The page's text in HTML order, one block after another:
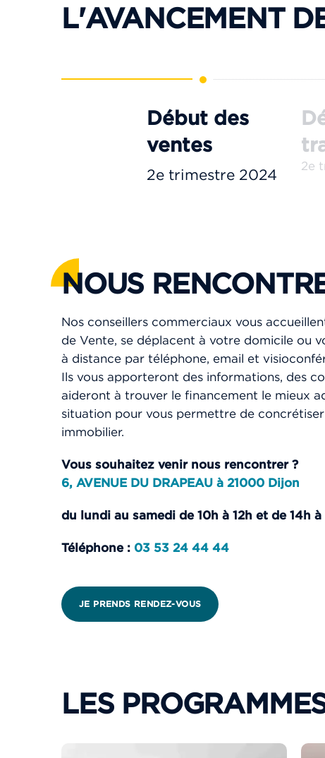
L'AVANCEMENT
Début des
ventes
2e trimestre 2024 2e
NOUS
Nos conseillers commerciaux vous
de Vente, se déplacent à votre domicile ou
à distance par téléphone, email et
Ils vous apporteront des informations, des
aideront à trouver le financement le mieux
situation pour vous permettre de
immobilier.
Vous souhaitez venir nous rencontrer ?
6, AVENUE DU DRAPEAU à 21000 Dijon
du lundi au samedi de 10h à 12h et de 14h à
Téléphone : 03 53 24 44 44
JE PRENDS RENDEZ-VOUS
LES